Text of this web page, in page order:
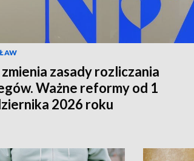
zasady rozliczania
Ważne reformy od 1
2026 roku